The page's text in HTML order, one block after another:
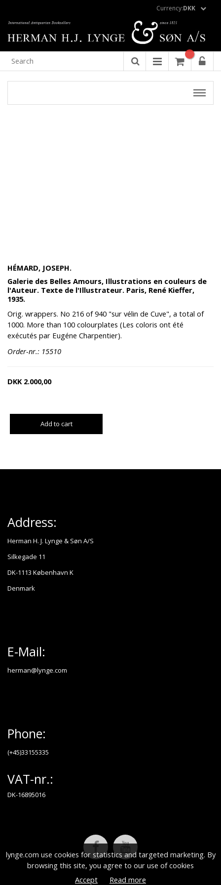
lynge.com use cookies for statistics and targeted marketing. By
browsing this site, you agree to our use of cookies
Accept
Read more
Currency:DKK
HÉMARD, JOSEPH.
Galerie des Belles Amours, Illustrations en couleurs de
l'Auteur. Texte de l'Illustrateur. Paris, René Kieffer,
1935.
Orig. wrappers. No 216 of 940 "sur vélin de Cuve", a total of
1000. More than 100 colourplates (Les coloris ont été
exécutés par Eugéne Charpentier).
Order-nr.: 15510
DKK 2.000,00
Add to cart
Address:
Herman H. J. Lynge & Søn A/S
Silkegade 11
DK-1113 København K
Denmark
E-Mail:
herman@lynge.com
Phone:
(+45)33155335
VAT-nr.:
DK-16895016